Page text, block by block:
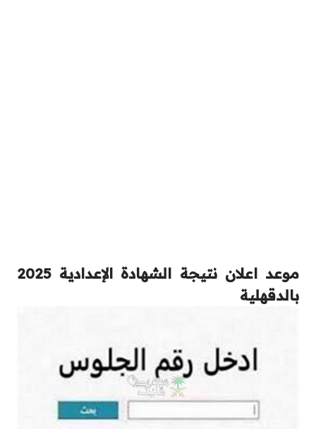
موعد اعلان نتيجة الشهادة الإعدادية 2025
بالدقهلية